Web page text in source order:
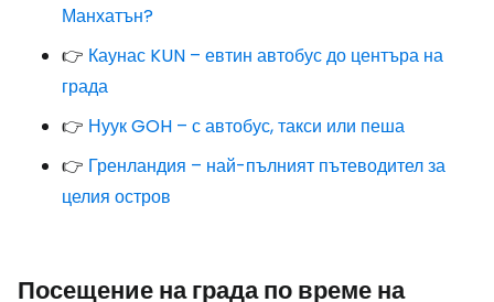
Манхатън?
👉 Каунас KUN – евтин автобус до центъра на
града
👉 Нуук GOH – с автобус, такси или пеша
👉 Гренландия – най-пълният пътеводител за
целия остров
Посещение на града по време на